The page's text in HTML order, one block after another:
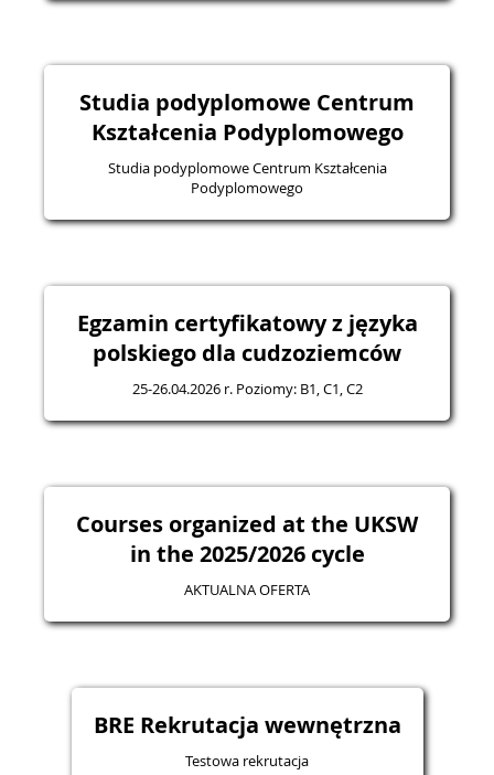
Studia podyplomowe Centrum
Kształcenia Podyplomowego
Studia podyplomowe Centrum Kształcenia
Podyplomowego
Egzamin certyfikatowy z języka
polskiego dla cudzoziemców
25-26.04.2026 r. Poziomy: B1, C1, C2
Courses organized at the UKSW
in the 2025/2026 cycle
AKTUALNA OFERTA
BRE Rekrutacja wewnętrzna
Testowa rekrutacja